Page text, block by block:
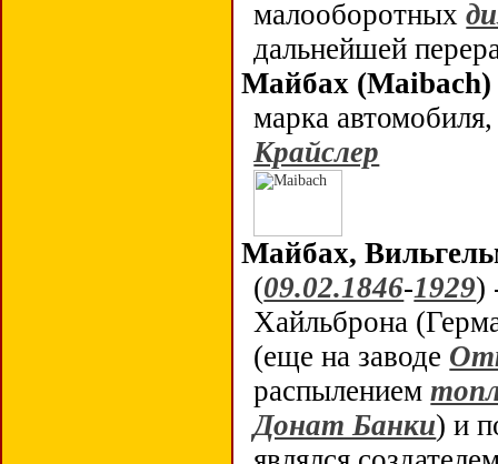
малооборотных
дальнейшей
Майбах (Maibach)
марка
Крайслер
Майбах,
(09.02.1846-1929)
Хайльброна
(еще на заводе
распылением
Донат Банки) и